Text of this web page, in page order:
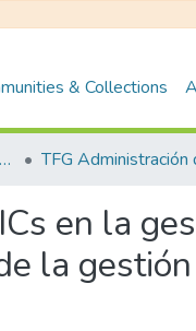
& Collections
Facultad de Ciencias Jurídicas y de la Administración
en la
la